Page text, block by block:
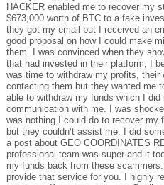
HACKER enabled me to recover my
$673,000 worth of BTC to a fake
they got my email but I received an
good proposal on how I could make
them. I was convinced when they
that had invested in their platform, I
was time to withdraw my profits, their
contacting them but they wanted me
able to withdraw my funds which I
communication with me. I was
was nothing I could do to recover my
but they couldn’t assist me. I did
a post about GEO COORDINATES
professional team was super and it
my funds back from these
provide that service for you. I highly